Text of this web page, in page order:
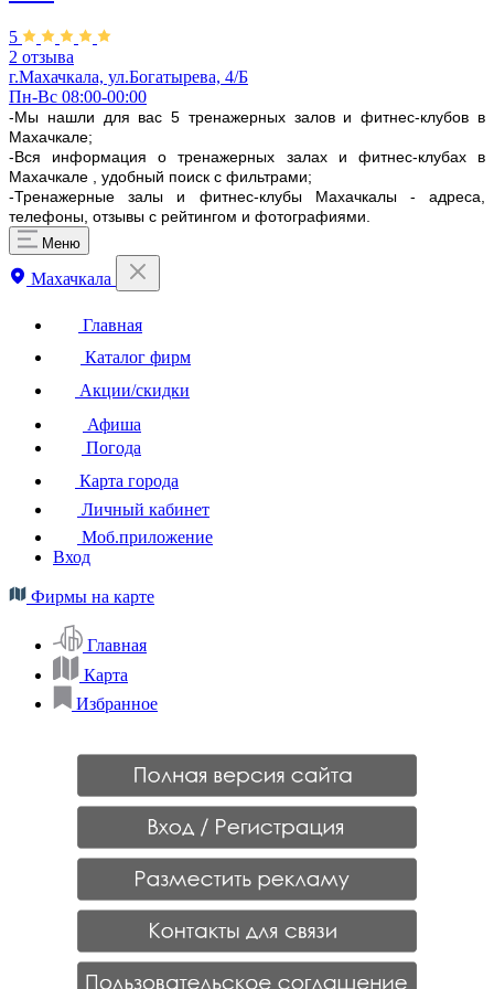
5
2 отзыва
г.Махачкала, ул.Богатырева, 4/Б
Пн-Вс 08:00-00:00
-Мы нашли для вас 5 тренажерных залов и фитнес-клубов в
Махачкале;
-Вся информация о тренажерных залах и фитнес-клубах в
Махачкале , удобный поиск с фильтрами;
-Тренажерные залы и фитнес-клубы Махачкалы - адреса,
телефоны, отзывы с рейтингом и фотографиями.
Меню
Махачкала
Главная
Каталог фирм
Акции/скидки
Афиша
Погода
Карта города
Личный кабинет
Моб.приложение
Вход
Фирмы на карте
Главная
Карта
Избранное